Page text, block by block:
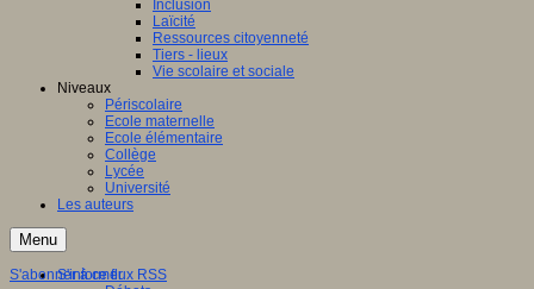
Inclusion
Laïcité
Ressources citoyenneté
Tiers - lieux
Vie scolaire et sociale
Niveaux
Périscolaire
Ecole maternelle
Ecole élémentaire
Collège
Lycée
Université
Les auteurs
Menu
S'informer
S'abonner à ce flux RSS